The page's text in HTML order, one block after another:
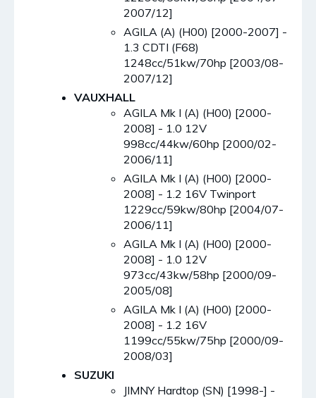
2007/12]
AGILA (A) (H00) [2000-2007] -
1.3 CDTI (F68)
1248cc/51kw/70hp [2003/08-
2007/12]
VAUXHALL
AGILA Mk I (A) (H00) [2000-
2008] - 1.0 12V
998cc/44kw/60hp [2000/02-
2006/11]
AGILA Mk I (A) (H00) [2000-
2008] - 1.2 16V Twinport
1229cc/59kw/80hp [2004/07-
2006/11]
AGILA Mk I (A) (H00) [2000-
2008] - 1.0 12V
973cc/43kw/58hp [2000/09-
2005/08]
AGILA Mk I (A) (H00) [2000-
2008] - 1.2 16V
1199cc/55kw/75hp [2000/09-
2008/03]
SUZUKI
JIMNY Hardtop (SN) [1998-] -